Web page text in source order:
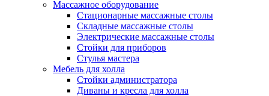
Массажное оборудование
Стационарные массажные столы
Складные массажные столы
Электрические массажные столы
Стойки для приборов
Стулья мастера
Мебель для холла
Стойки администратора
Диваны и кресла для холла